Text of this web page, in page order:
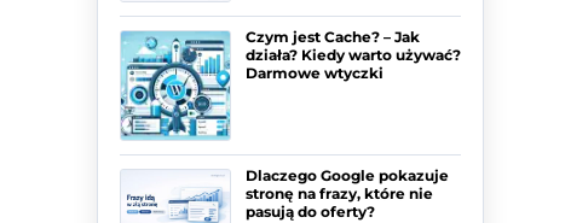
Czym jest Cache? – Jak
działa? Kiedy warto używać?
Darmowe wtyczki
Dlaczego Google pokazuje
stronę na frazy, które nie
pasują do oferty?